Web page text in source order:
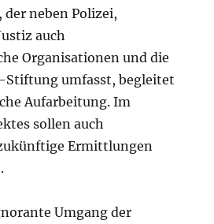
neben Polizei,
auch
Organisationen und die
umfasst, begleitet
Aufarbeitung. Im
sollen auch
Ermittlungen
Umgang der